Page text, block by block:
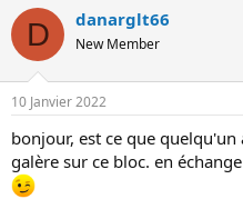
D danarglt66
New Member
10 Janvier 2022
bonjour, est ce que
galère sur ce bloc. en